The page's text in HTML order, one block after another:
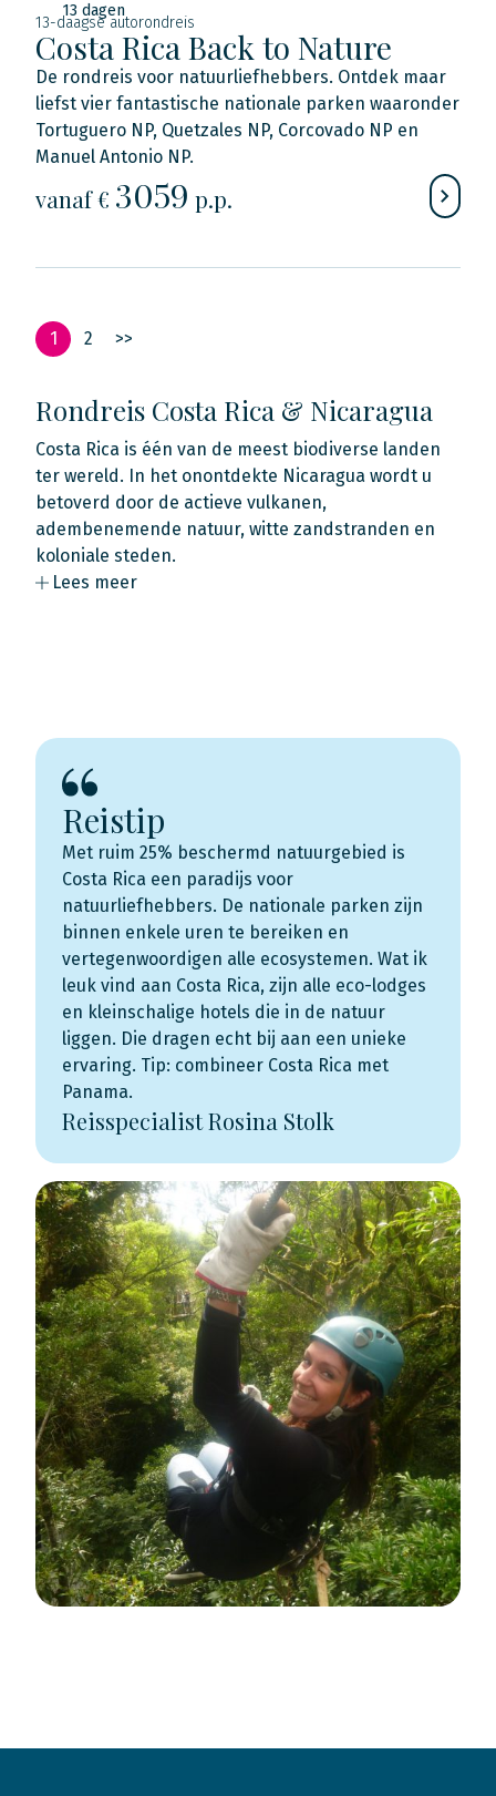
13 dagen
13-daagse autorondreis
Costa Rica Back to Nature
De rondreis voor natuurliefhebbers. Ontdek maar
liefst vier fantastische nationale parken waaronder
Tortuguero NP, Quetzales NP, Corcovado NP en
Manuel Antonio NP.
vanaf € 3059 p.p.
1 2 >>
Rondreis Costa Rica & Nicaragua
Costa Rica is één van de meest biodiverse landen
ter wereld. In het onontdekte Nicaragua wordt u
betoverd door de actieve vulkanen,
adembenemende natuur, witte zandstranden en
koloniale steden.
Lees meer
Reistip
Met ruim 25% beschermd natuurgebied is
Costa Rica een paradijs voor
natuurliefhebbers. De nationale parken zijn
binnen enkele uren te bereiken en
vertegenwoordigen alle ecosystemen. Wat ik
leuk vind aan Costa Rica, zijn alle eco-lodges
en kleinschalige hotels die in de natuur
liggen. Die dragen echt bij aan een unieke
ervaring. Tip: combineer Costa Rica met
Panama.
Reisspecialist Rosina Stolk